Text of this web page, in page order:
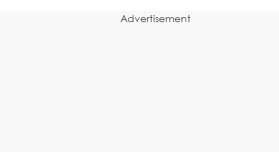
Advertisement